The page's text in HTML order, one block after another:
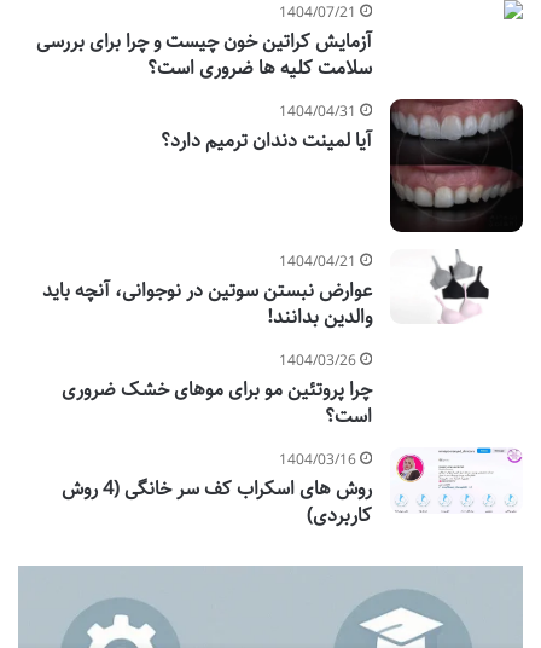
1404/07/21
آزمایش کراتین خون چیست و چرا برای بررسی
سلامت کلیه ها ضروری است؟
1404/04/31
آیا لمینت دندان ترمیم دارد؟
1404/04/21
عوارض نبستن سوتین در نوجوانی، آنچه باید
والدین بدانند!
1404/03/26
چرا پروتئین مو برای موهای خشک ضروری
است؟
1404/03/16
روش های اسکراب کف سر خانگی (4 روش
کاربردی)